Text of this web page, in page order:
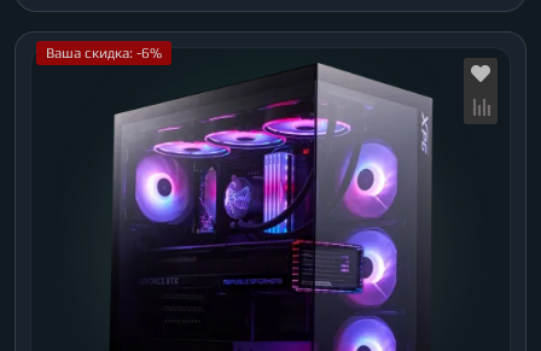
Ваша скидка: -6%